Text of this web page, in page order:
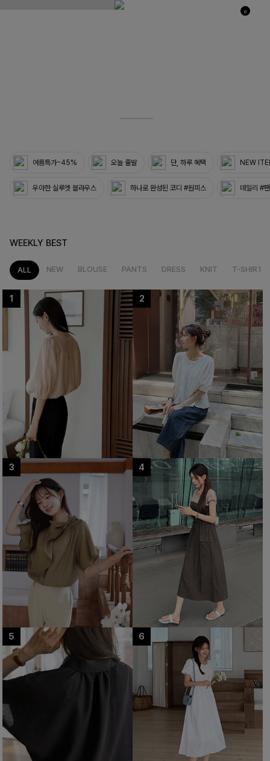
0
여름특가~45% 오늘 출발 단, 하루 혜택 NEW
우아한 실루엣 블라우스 하나로 완성된 코디 #원피스 데일리 #
WEEKLY BEST
ALL NEW BLOUSE PANTS DRESS KNIT T-SHIRT